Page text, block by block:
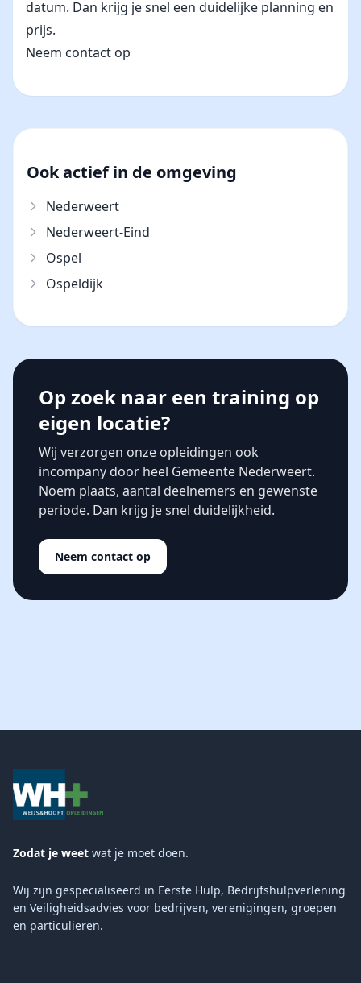
datum. Dan krijg je snel een duidelijke planning en
prijs.
Neem contact op
Ook actief in de omgeving
Nederweert
Nederweert-Eind
Ospel
Ospeldijk
Op zoek naar een training op
eigen locatie?
Wij verzorgen onze opleidingen ook
incompany door heel Gemeente Nederweert.
Noem plaats, aantal deelnemers en gewenste
periode. Dan krijg je snel duidelijkheid.
Neem contact op
Zodat je weet wat je moet doen.
Wij zijn gespecialiseerd in Eerste Hulp, Bedrijfshulpverlening
en Veiligheidsadvies voor bedrijven, verenigingen, groepen
en particulieren.